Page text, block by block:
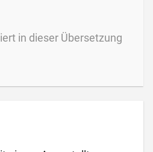
in dieser Übersetzung